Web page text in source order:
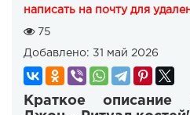
написать на почту для
75
Добавлено: 31 май 2026
Краткое описание